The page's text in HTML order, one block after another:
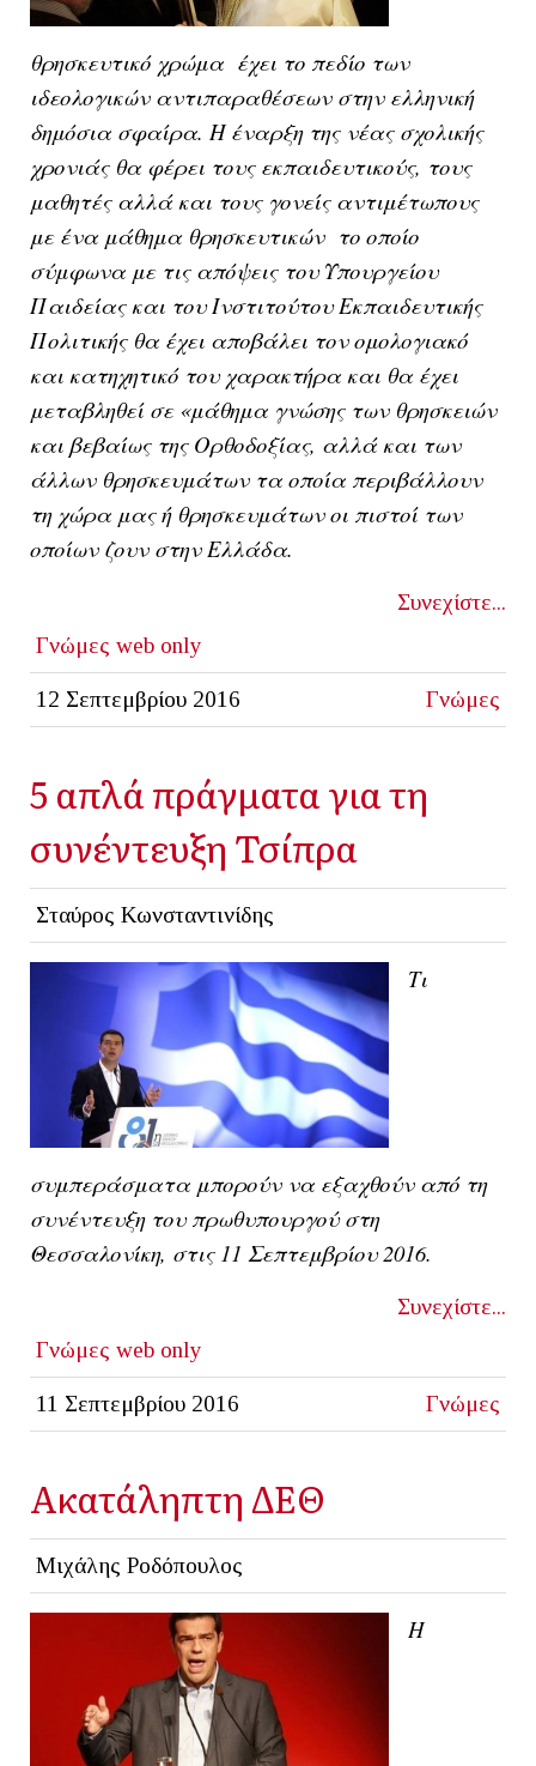
θρησκευτικό χρώμα έχει το πεδίο των
ιδεολογικών αντιπαραθέσεων στην ελληνική
δημόσια σφαίρα. Η έναρξη της νέας σχολικής
χρονιάς θα φέρει τους εκπαιδευτικούς, τους
μαθητές αλλά και τους γονείς αντιμέτωπους
με ένα μάθημα θρησκευτικών το οποίο
σύμφωνα με τις απόψεις του Υπουργείου
Παιδείας και του Ινστιτούτου Εκπαιδευτικής
Πολιτικής θα έχει αποβάλει τον ομολογιακό
και κατηχητικό του χαρακτήρα και θα έχει
μεταβληθεί σε «μάθημα γνώσης των θρησκειών
και βεβαίως της Ορθοδοξίας, αλλά και των
άλλων θρησκευμάτων τα οποία περιβάλλουν
τη χώρα μας ή θρησκευμάτων οι πιστοί των
οποίων ζουν στην Ελλάδα.
Συνεχίστε...
Γνώμες web only
12 Σεπτεμβρίου 2016 Γνώμες
5 απλά πράγματα για τη
συνέντευξη Τσίπρα
Σταύρος Κωνσταντινίδης
Τι
συμπεράσματα μπορούν να εξαχθούν από τη
συνέντευξη του πρωθυπουργού στη
Θεσσαλονίκη, στις 11 Σεπτεμβρίου 2016.
Συνεχίστε...
Γνώμες web only
11 Σεπτεμβρίου 2016 Γνώμες
Ακατάληπτη ΔΕΘ
Μιχάλης Ροδόπουλος
Η